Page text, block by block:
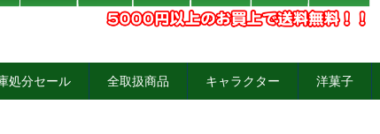
処分セール 全取扱商品 キャラクター 洋菓子